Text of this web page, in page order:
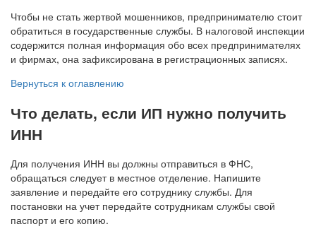
Чтобы не стать жертвой мошенников, предпринимателю стоит
обратиться в государственные службы. В налоговой инспекции
содержится полная информация обо всех предпринимателях
и фирмах, она зафиксирована в регистрационных записях.
Вернуться к оглавлению
Что делать, если ИП нужно получить
ИНН
Для получения ИНН вы должны отправиться в ФНС,
обращаться следует в местное отделение. Напишите
заявление и передайте его сотруднику службы. Для
постановки на учет передайте сотрудникам службы свой
паспорт и его копию.